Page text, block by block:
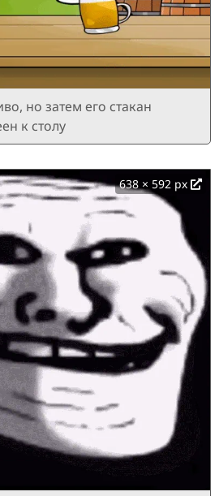
но затем его стакан
к столу
638 × 592 px